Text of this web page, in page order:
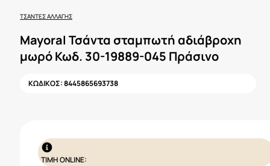
ΤΣΆΝΤΕΣ ΑΛΛΑΓΉΣ
Mayoral Τσάντα σταμπωτή αδιάβροχη
μωρό Κωδ. 30-19889-045 Πράσινο
ΚΩΔΙΚΟΣ:8445865693738
ΤΙΜΗ ONLINE: